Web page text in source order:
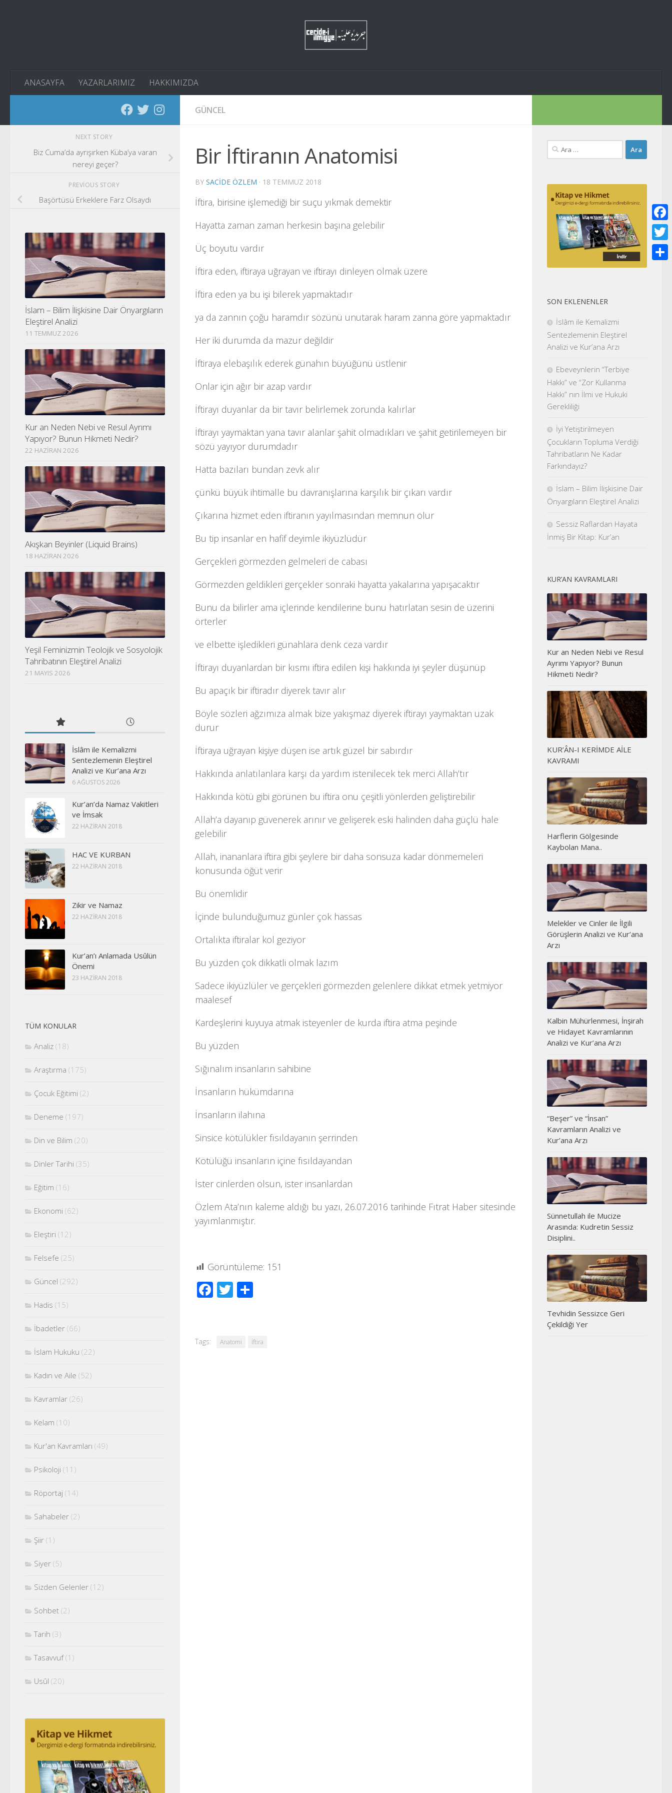
ANASAYFA YAZARLARIMIZ HAKKIMIZDA
GÜNCEL
Bir İftiranın Anatomisi
BY SACIDE ÖZLEM · 18 TEMMUZ 2018
İftira, birisine işlemediği bir suçu yıkmak demektir
Hayatta zaman zaman herkesin başına gelebilir
Üç boyutu vardır
İftira eden, iftiraya uğrayan ve iftirayı dinleyen olmak üzere
İftira eden ya bu işi bilerek yapmaktadır
ya da zannın çoğu haramdır sözünü unutarak haram zanna göre yapmaktadır
Her iki durumda da mazur değildir
İftiraya elebaşılık ederek günahın büyüğünü üstlenir
Onlar için ağır bir azap vardır
İftirayı duyanlar da bir tavır belirlemek zorunda kalırlar
İftirayı yaymaktan yana tavır alanlar şahit olmadıkları ve şahit getirilemeyen bir
sözü yayıyor durumdadır
Hatta bazıları bundan zevk alır
çünkü büyük ihtimalle bu davranışlarına karşılık bir çıkarı vardır
Çıkarına hizmet eden iftiranın yayılmasından memnun olur
Bu tip insanlar en hafif deyimle ikiyüzlüdür
Gerçekleri görmezden gelmeleri de cabası
Görmezden geldikleri gerçekler sonraki hayatta yakalarına yapışacaktır
Bunu da bilirler ama içlerinde kendilerine bunu hatırlatan sesin de üzerini
örterler
ve elbette işledikleri günahlara denk ceza vardır
İftirayı duyanlardan bir kısmı iftira edilen kişi hakkında iyi şeyler düşünüp
Bu apaçık bir iftiradır diyerek tavır alır
Böyle sözleri ağzımıza almak bize yakışmaz diyerek iftirayı yaymaktan uzak
durur
İftiraya uğrayan kişiye düşen ise artık güzel bir sabırdır
Hakkında anlatılanlara karşı da yardım istenilecek tek merci Allah’tır
Hakkında kötü gibi görünen bu iftira onu çeşitli yönlerden geliştirebilir
Allah’a dayanıp güvenerek arınır ve gelişerek eski halinden daha güçlü hale
gelebilir
Allah, inananlara iftira gibi şeylere bir daha sonsuza kadar dönmemeleri
konusunda öğüt verir
Bu önemlidir
İçinde bulunduğumuz günler çok hassas
Ortalıkta iftiralar kol geziyor
Bu yüzden çok dikkatli olmak lazım
Sadece ikiyüzlüler ve gerçekleri görmezden gelenlere dikkat etmek yetmiyor
maalesef
Kardeşlerini kuyuya atmak isteyenler de kurda iftira atma peşinde
Bu yüzden
Sığınalım insanların sahibine
İnsanların hükümdarına
İnsanların ilahına
Sinsice kötülükler fısıldayanın şerrinden
Kötülüğü insanların içine fısıldayandan
İster cinlerden olsun, ister insanlardan
Özlem Ata’nın kaleme aldığı bu yazı, 26.07.2016 tarihinde Fıtrat Haber sitesinde
yayımlanmıştır.
Görüntüleme: 151
Facebook
Twitter
Tags: Anatomi İftira
NEXT STORY
Biz Cuma’da ayrışırken Küba’ya varan
nereyi geçer?
PREVIOUS STORY
Başörtüsü Erkeklere Farz Olsaydı
İslam – Bilim İlişkisine Dair Önyargıların
Eleştirel Analizi
11 TEMMUZ 2026
Kur an Neden Nebi ve Resul Ayrımı
Yapıyor? Bunun Hikmeti Nedir?
22 HAZIRAN 2026
Akışkan Beyinler (Liquid Brains)
18 HAZIRAN 2026
Yeşil Feminizmin Teolojik ve Sosyolojik
Tahribatının Eleştirel Analizi
21 MAYIS 2026
İslâm ile Kemalizmi
Sentezlemenin Eleştirel
Analizi ve Kur’ana Arzı
6 AĞUSTOS 2026
Kur’an’da Namaz Vakitleri
ve İmsak
22 HAZIRAN 2018
HAC VE KURBAN
22 HAZIRAN 2018
Zikir ve Namaz
22 HAZIRAN 2018
Kur’an’ı Anlamada Usûlün
Önemi
23 HAZIRAN 2018
TÜM KONULAR
Analiz (18)
Araştırma (175)
Çocuk Eğitimi (2)
Deneme (197)
Din ve Bilim (20)
Dinler Tarihi (35)
Eğitim (16)
Ekonomi (62)
Eleştiri (12)
Felsefe (25)
Güncel (292)
Hadis (15)
İbadetler (66)
İslam Hukuku (22)
Kadın ve Aile (52)
Kavramlar (26)
Kelam (10)
Kur'an Kavramları (49)
Psikoloji (11)
Röportaj (14)
Sahabeler (2)
Şiir (1)
Siyer (5)
Sizden Gelenler (12)
Sohbet (2)
Tarih (3)
Tasavvuf(1)
Usûl (20)
Arama:
SON EKLENENLER
İslâm ile Kemalizmi
Sentezlemenin Eleştirel
Analizi ve Kur’ana Arzı
Ebeveynlerin “Terbiye
Hakkı” ve “Zor Kullanma
Hakkı” nın İlmi ve Hukuki
Gerekliliği
İyi Yetiştirilmeyen
Çocukların Topluma Verdiği
Tahribatların Ne Kadar
Farkındayız?
İslam – Bilim İlişkisine Dair
Önyargıların Eleştirel Analizi
Sessiz Raflardan Hayata
İnmiş Bir Kitap: Kur’an
KUR’AN KAVRAMLARI
Kur an Neden Nebi ve Resul
Ayrımı Yapıyor? Bunun
Hikmeti Nedir?
KUR’ÂN-I KERİMDE AİLE
KAVRAMI
Harflerin Gölgesinde
Kaybolan Mana..
Melekler ve Cinler ile İlgili
Görüşlerin Analizi ve Kur’ana
Arzı
Kalbin Mühürlenmesi, İnşirah
ve Hidayet Kavramlarının
Analizi ve Kur’ana Arzı
“Beşer” ve “İnsan”
Kavramların Analizi ve
Kur’ana Arzı
Sünnetullah ile Mucize
Arasında: Kudretin Sessiz
Disiplini..
Tevhidin Sessizce Geri
Çekildiği Yer